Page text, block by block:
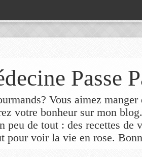
Passe
Vous aimez
votre bonheur sur mon
peu de tout : des recettes de
pour voir la vie en rose.